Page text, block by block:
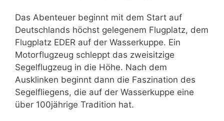
Das Abenteuer beginnt mit dem Start auf
Deutschlands höchst gelegenem Flugplatz, dem
Flugplatz EDER auf der Wasserkuppe. Ein
Motorflugzeug schleppt das zweisitzige
Segelflugzeug in die Höhe. Nach dem
Ausklinken beginnt dann die Faszination des
Segelfliegens, die auf der Wasserkuppe eine
über 100jährige Tradition hat.